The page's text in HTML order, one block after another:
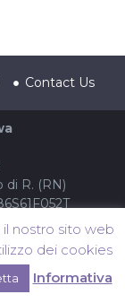
Contact Us
di R. (RN)
nostro sito web
dei cookies
Informativa